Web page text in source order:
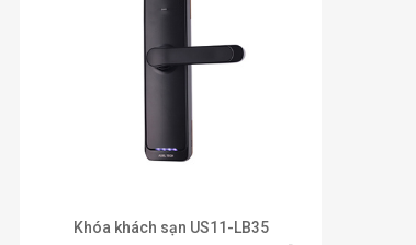
Khóa khách sạn US11-LB35